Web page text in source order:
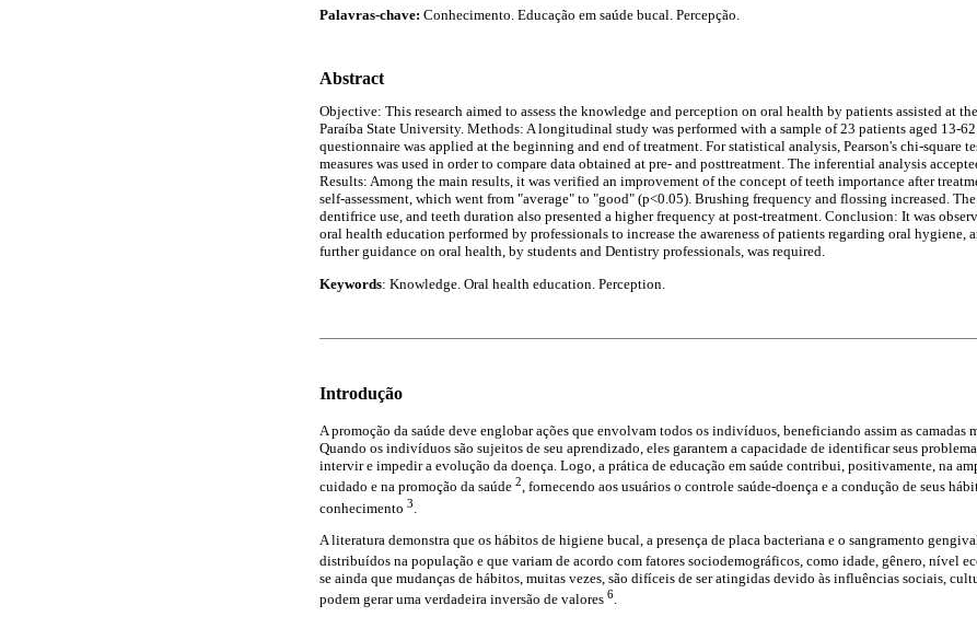
Palavras-chave: Conhecimento. Educação em saúde bucal. Percepção.
Abstract
Objective: This research aimed to assess the knowledge and perception on oral health by patients assisted at
Paraíba State University. Methods: A longitudinal study was performed with a sample of 23 patients aged 13-
questionnaire was applied at the beginning and end of treatment. For statistical analysis, Pearson's chi-square
measures was used in order to compare data obtained at pre- and posttreatment. The inferential analysis
Results: Among the main results, it was verified an improvement of the concept of teeth importance after
self-assessment, which went from "average" to "good" (p<0.05). Brushing frequency and flossing increased.
dentifrice use, and teeth duration also presented a higher frequency at post-treatment. Conclusion: It was
oral health education performed by professionals to increase the awareness of patients regarding oral hygiene,
further guidance on oral health, by students and Dentistry professionals, was required.
Keywords: Knowledge. Oral health education. Perception.
Introdução
A promoção da saúde deve englobar ações que envolvam todos os indivíduos, beneficiando assim as camadas
Quando os indivíduos são sujeitos de seu aprendizado, eles garantem a capacidade de identificar seus
intervir e impedir a evolução da doença. Logo, a prática de educação em saúde contribui, positivamente, na
cuidado e na promoção da saúde 2, fornecendo aos usuários o controle saúde-doença e a condução de seus
conhecimento 3
A literatura demonstra que os hábitos de higiene bucal, a presença de placa bacteriana e o sangramento
distribuídos na população e que variam de acordo com fatores sociodemográficos, como idade, gênero, nível
se ainda que mudanças de hábitos, muitas vezes, são difíceis de ser atingidas devido às influências sociais,
podem gerar uma verdadeira inversão de valores 6.